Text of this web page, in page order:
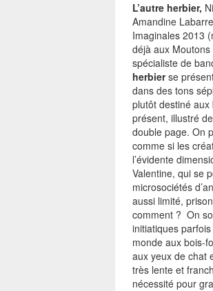
L’autre herbier,
Amandine
Imaginales 2013
déjà aux
spécialiste de
herbierse
dans des tons
plutôt destiné
présent, illustré
double page. On
comme si les
l’évidente
Valentine, qui se
microsociétés
aussi limité,
comment ? On
initiatiques
monde aux bois-
aux yeux de chat
très lente et
nécessité pour